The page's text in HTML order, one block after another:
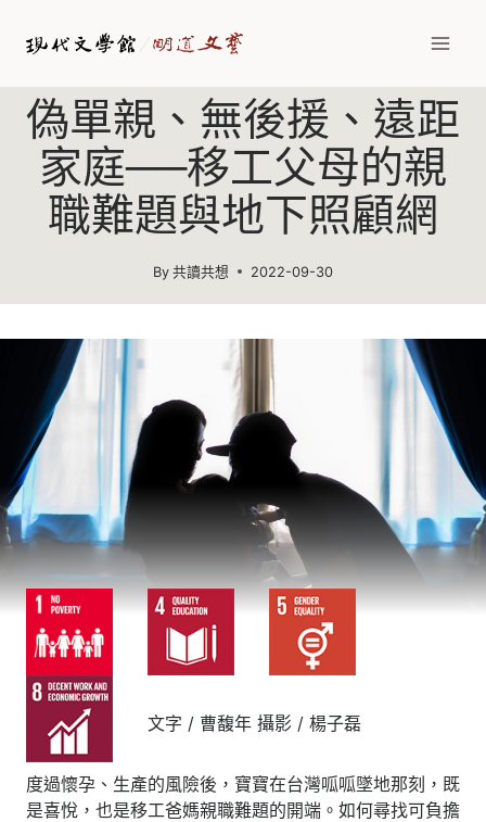
偽單親、無後援、遠距
家庭──移工父母的親
職難題與地下照顧網
By 共讀共想 2022-09-30
文字 / 曹馥年 攝影 / 楊子磊
度過懷孕、生產的風險後，寶寶在台灣呱呱墜地那刻，既
是喜悅，也是移工爸媽親職難題的開端。如何尋找可負擔